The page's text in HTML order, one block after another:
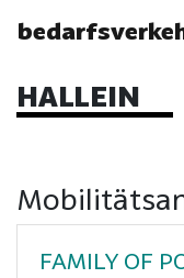
HALLEIN
FAMILY OF